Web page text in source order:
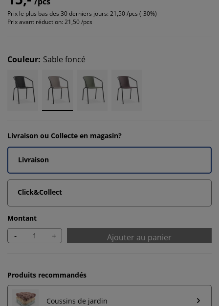
Prix le plus bas des 30 derniers jours: 21,50 /pcs (-30%)
Prix avant réduction: 21,50 /pcs
Couleur: Sable foncé
Livraison ou Collecte en magasin?
Livraison
Click&Collect
Montant
- + Ajouter au panier
Produits recommandés
Coussins de jardin